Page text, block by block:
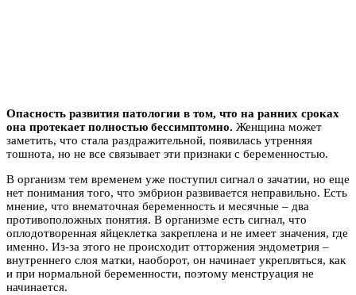
Опасность развития патологии в том, что на ранних сроках
она протекает полностью бессимптомно. Женщина может
заметить, что стала раздражительной, появилась утренняя
тошнота, но не все связывает эти признаки с беременностью.
В организм тем временем уже поступил сигнал о зачатии, но еще
нет понимания того, что эмбрион развивается неправильно. Есть
мнение, что внематочная беременность и месячные – два
противоположных понятия. В организме есть сигнал, что
оплодотворенная яйцеклетка закреплена и не имеет значения, где
именно. Из-за этого не происходит отторжения эндометрия –
внутреннего слоя матки, наоборот, он начинает укрепляться, как
и при нормальной беременности, поэтому менструация не
начинается.